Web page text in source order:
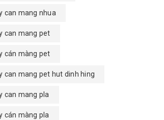
can mang nhua
can mang pet
cán màng pet
can mang pet hut dinh hing
can mang pla
cán màng pla